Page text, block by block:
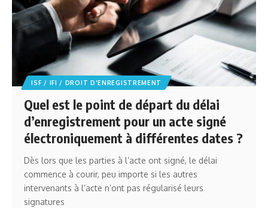
ISF / IFI / DROIT D'ENREGISTREMENT
Quel est le point de départ du délai
d’enregistrement pour un acte signé
électroniquement à différentes dates ?
Dès lors que les parties à l’acte ont signé, le délai
commence à courir, peu importe si les autres
intervenants à l’acte n’ont pas régularisé leurs
signatures